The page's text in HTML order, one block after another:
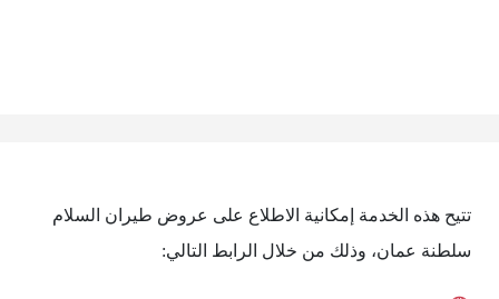
تتيح هذه الخدمة إمكانية الاطلاع على عروض طيران السلام
سلطنة عمان، وذلك من خلال الرابط التالي: